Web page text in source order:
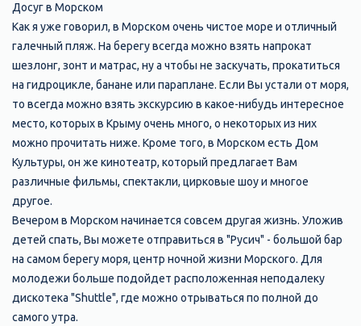
Досуг в Морском
Как я уже говорил, в Морском очень чистое море и отличный
галечный пляж. На берегу всегда можно взять напрокат
шезлонг, зонт и матрас, ну а чтобы не заскучать, прокатиться
на гидроцикле, банане или параплане. Если Вы устали от моря,
то всегда можно взять экскурсию в какое-нибудь интересное
место, которых в Крыму очень много, о некоторых из них
можно прочитать ниже. Кроме того, в Морском есть Дом
Культуры, он же кинотеатр, который предлагает Вам
различные фильмы, спектакли, цирковые шоу и многое
другое.
Вечером в Морском начинается совсем другая жизнь. Уложив
детей спать, Вы можете отправиться в "Русич" - большой бар
на самом берегу моря, центр ночной жизни Морского. Для
молодежи больше подойдет расположенная неподалеку
дискотека "Shuttle", где можно отрываться по полной до
самого утра.